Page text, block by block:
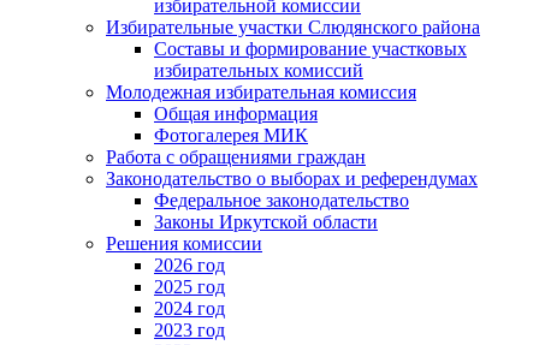
избирательной комиссии
Избирательные участки Слюдянского района
Составы и формирование участковых
избирательных комиссий
Молодежная избирательная комиссия
Общая информация
Фотогалерея МИК
Работа с обращениями граждан
Законодательство о выборах и референдумах
Федеральное законодательство
Законы Иркутской области
Решения комиссии
2026 год
2025 год
2024 год
2023 год